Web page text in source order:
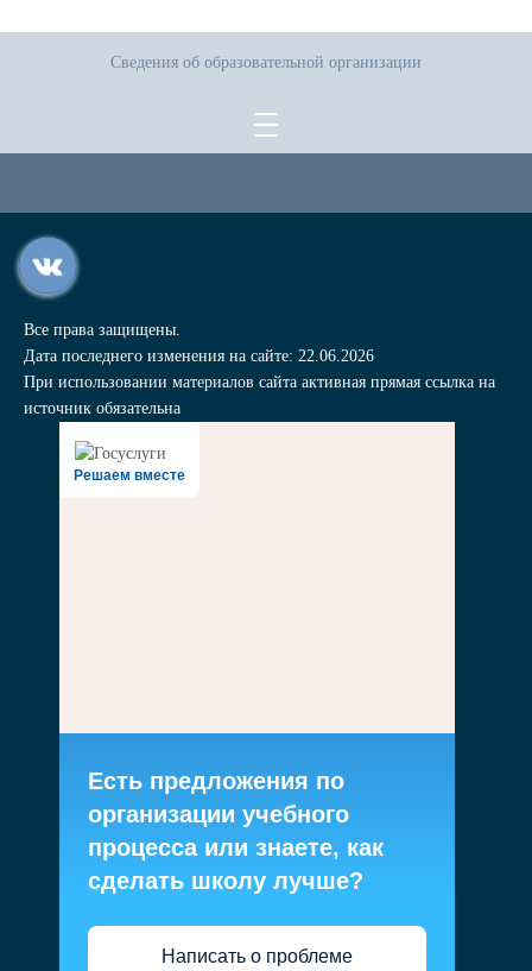
Сведения об образовательной организации
Все права защищены.
Дата последнего изменения на сайте: 22.06.2026
При использовании материалов сайта активная прямая ссылка на
источник обязательна
Решаем вместе
Есть предложения по
организации учебного
процесса или знаете, как
сделать школу лучше?
Написать о проблеме